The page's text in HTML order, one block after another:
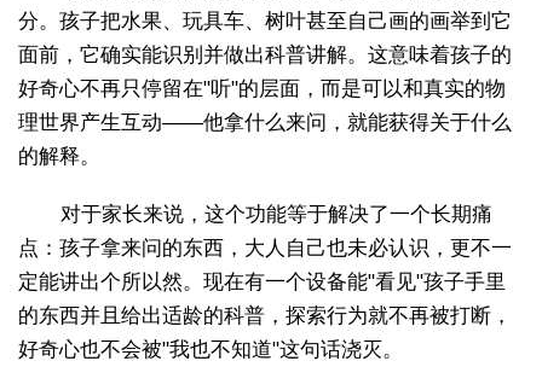
分。孩子把水果、玩具车、树叶甚至自己画的画举到它
面前，它确实能识别并做出科普讲解。这意味着孩子的
好奇心不再只停留在"听"的层面，而是可以和真实的物
理世界产生互动——他拿什么来问，就能获得关于什么
的解释。
对于家长来说，这个功能等于解决了一个长期痛
点：孩子拿来问的东西，大人自己也未必认识，更不一
定能讲出个所以然。现在有一个设备能"看见"孩子手里
的东西并且给出适龄的科普，探索行为就不再被打断，
好奇心也不会被"我也不知道"这句话浇灭。